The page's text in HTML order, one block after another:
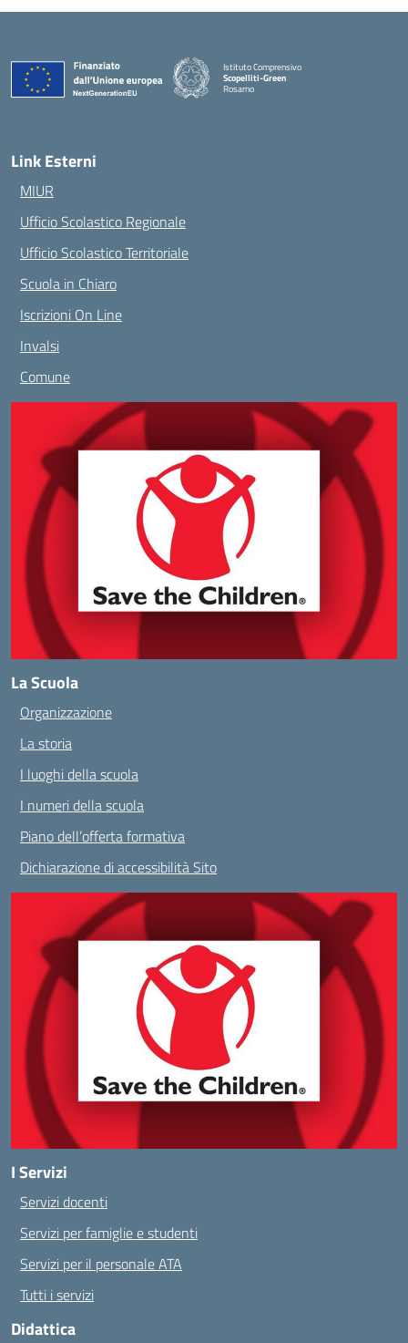
Istituto Comprensivo
Scopelliti-Green
Rosarno
Link Esterni
MIUR
Ufficio Scolastico Regionale
Ufficio Scolastico Territoriale
Scuola in Chiaro
Iscrizioni On Line
Invalsi
Comune
La Scuola
Organizzazione
La storia
I luoghi della scuola
I numeri della scuola
Piano dell’offerta formativa
Dichiarazione di accessibilità Sito
I Servizi
Servizi docenti
Servizi per famiglie e studenti
Servizi per il personale ATA
Tutti i servizi
Didattica